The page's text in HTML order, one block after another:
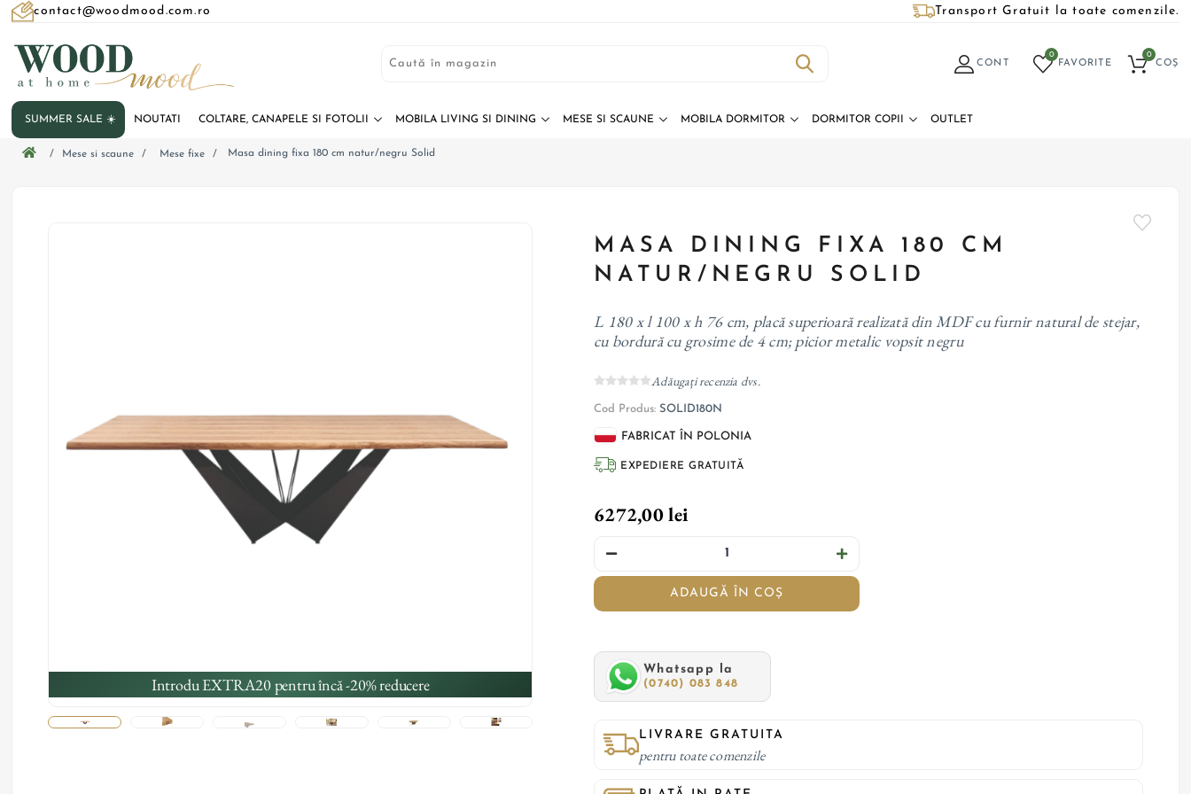
contact@woodmood.com.ro Transport Gratuit la toate comenzile.
CONT FAVORITE
0
COȘ
0
SUMMER SALE ☀️ NOUTATI COLTARE, CANAPELE SI FOTOLII MOBILA LIVING SI DINING MESE SI SCAUNE MOBILA DORMITOR DORMITOR COPII OUTLET
/ Mese si scaune / Mese fixe / Masa dining fixa 180 cm natur/negru Solid
Introdu EXTRA20 pentru încă -20% reducere
MASA DINING FIXA 180 CM
NATUR/NEGRU SOLID
L 180 x l 100 x h 76 cm, placă superioară realizată din MDF cu furnir natural de stejar,
cu bordură cu grosime de 4 cm; picior metalic vopsit negru
Adăugați recenzia dvs.
Cod Produs: SOLID180N
FABRICAT ÎN POLONIA
EXPEDIERE GRATUITĂ
6272,00 lei
ADAUGĂ ÎN COȘ
Whatsapp la
(0740) 083 848
LIVRARE GRATUITA
pentru toate comenzile